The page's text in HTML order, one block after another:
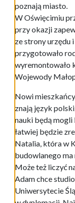
poznają miasto.
W Oświęcimiu
przy okazji
ze strony urzędu
przygotowało
wyremontowało
Wojewody
Nowi
znają język
nauki będą
łatwiej będzie
Natalia, która w
budowlanego ma
Może też liczyć
Adam chce
Uniwersytecie